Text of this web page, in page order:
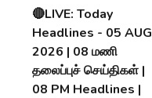
🔴LIVE: Today
Headlines - 05 AUG
2026 | 08 மணி
தலைப்புச் செய்திகள் |
08 PM Headlines |